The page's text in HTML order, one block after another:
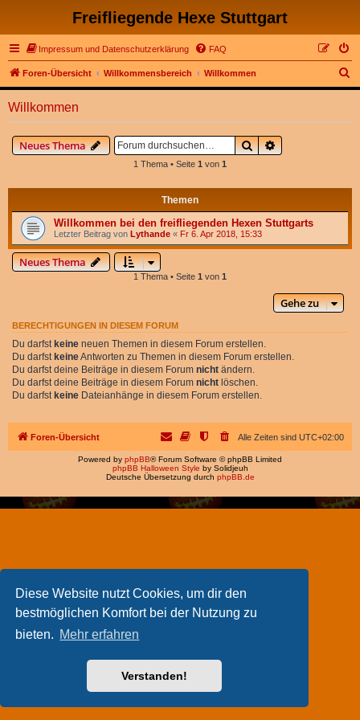
Diese Website nutzt Cookies, um dir den
bestmöglichen Komfort bei der Nutzung zu
bieten. Mehr erfahren
Verstanden!
Freifliegende Hexe Stuttgart
Impressum und Datenschutzerklärung FAQ
Foren-Übersicht Willkommensbereich Willkommen
u
Willkommen
Neues Thema SucheErweiterte Suche
1 Thema • Seite 1 von 1
Themen
Willkommen bei den freifliegenden Hexen Stuttgarts
Letzter Beitrag von Lythande « Fr 6. Apr 2018, 15:33
Neues Thema
1 Thema • Seite 1 von 1
Gehe zu
BERECHTIGUNGEN IN DIESEM FORUM
Du darfst keine neuen Themen in diesem Forum erstellen.
Du darfst keineAntworten zu Themen in diesem Forum erstellen.
Du darfst deine Beiträge in diesem Forum nicht ändern.
Du darfst deine Beiträge in diesem Forum nicht löschen.
Du darfst keine Dateianhänge in diesem Forum erstellen.
Foren-Übersicht Alle Zeiten sind UTC+02:00
Powered by phpBB® Forum Software © phpBB Limited
phpBB Halloween Style by Solidjeuh
Deutsche Übersetzung durch phpBB.de